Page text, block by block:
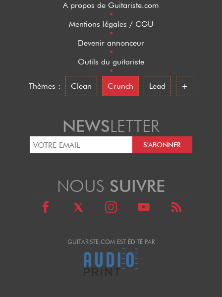
A propos de Guitariste.com
•
Mentions légales / CGU
•
Devenir annonceur
•
Outils du guitariste
•
Thèmes :
Clean Crunch Lead +
NEWSLETTER
GUITARISTE.COM EST ÉDITÉ PAR
NOUS SUIVRE